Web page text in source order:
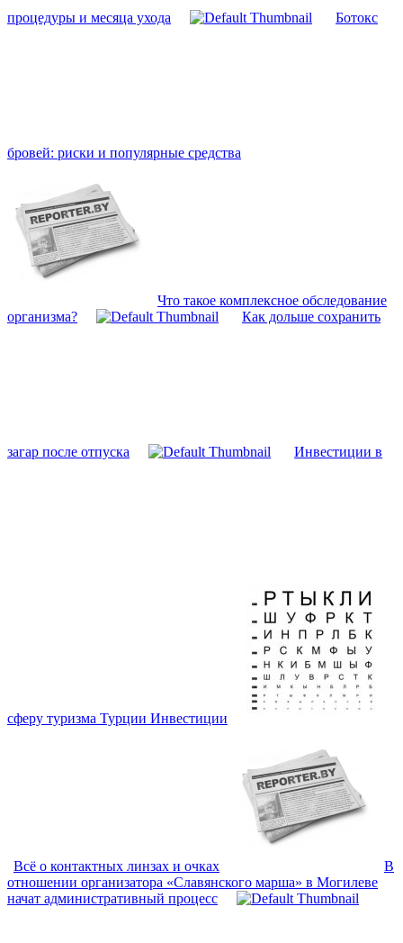
процедуры и месяца ухода Ботокс
бровей: риски и популярные средства
Что такое комплексное обследование
организма?
Как дольше сохранить
загар после отпуска Инвестиции в
сферу туризма Турции Инвестиции
Всё о контактных линзах и очках
В
отношении организатора «Славянского марша» в Могилеве
начат административный процесс